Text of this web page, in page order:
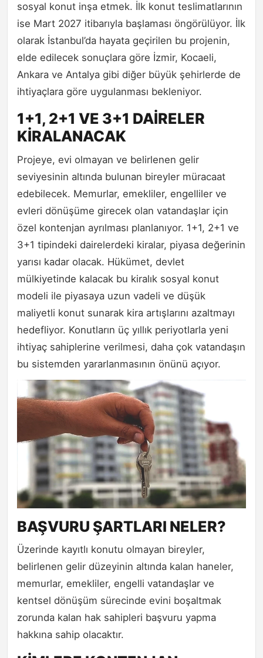
sosyal konut inşa etmek. İlk konut teslimatlarının
ise Mart 2027 itibarıyla başlaması öngörülüyor. İlk
olarak İstanbul’da hayata geçirilen bu projenin,
elde edilecek sonuçlara göre İzmir, Kocaeli,
Ankara ve Antalya gibi diğer büyük şehirlerde de
ihtiyaçlara göre uygulanması bekleniyor.
1+1, 2+1 VE 3+1 DAİRELER
KİRALANACAK
Projeye, evi olmayan ve belirlenen gelir
seviyesinin altında bulunan bireyler müracaat
edebilecek. Memurlar, emekliler, engelliler ve
evleri dönüşüme girecek olan vatandaşlar için
özel kontenjan ayrılması planlanıyor. 1+1, 2+1 ve
3+1 tipindeki dairelerdeki kiralar, piyasa değerinin
yarısı kadar olacak. Hükümet, devlet
mülkiyetinde kalacak bu kiralık sosyal konut
modeli ile piyasaya uzun vadeli ve düşük
maliyetli konut sunarak kira artışlarını azaltmayı
hedefliyor. Konutların üç yıllık periyotlarla yeni
ihtiyaç sahiplerine verilmesi, daha çok vatandaşın
bu sistemden yararlanmasının önünü açıyor.
BAŞVURU ŞARTLARI NELER?
Üzerinde kayıtlı konutu olmayan bireyler,
belirlenen gelir düzeyinin altında kalan haneler,
memurlar, emekliler, engelli vatandaşlar ve
kentsel dönüşüm sürecinde evini boşaltmak
zorunda kalan hak sahipleri başvuru yapma
hakkına sahip olacaktır.